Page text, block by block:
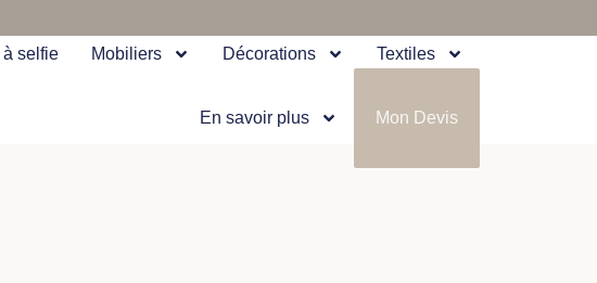
à selfie Mobiliers Décorations Textiles
En savoir plus Mon Devis